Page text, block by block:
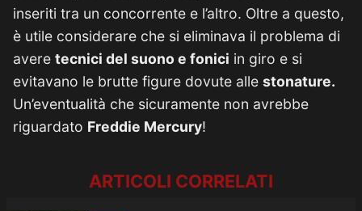
inseriti tra un concorrente e l’altro. Oltre a questo,
è utile considerare che si eliminava il problema di
avere tecnici del suono e fonici in giro e si
evitavano le brutte figure dovute alle stonature.
Un’eventualità che sicuramente non avrebbe
riguardato Freddie Mercury!
ARTICOLI CORRELATI